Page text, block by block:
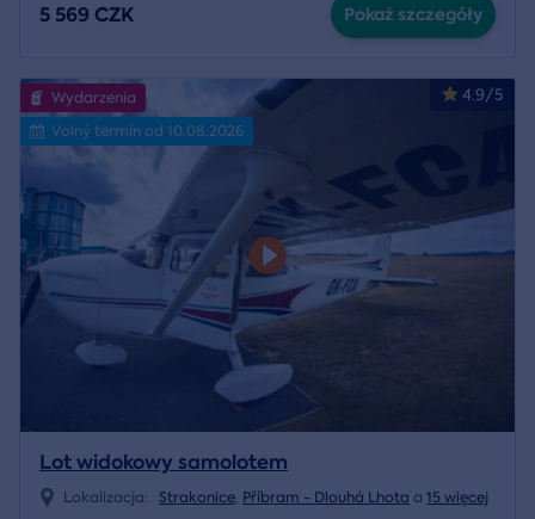
5 569 CZK Pokaż szczegóły
4.9/5
Wydarzenia
Volný termín od 10.08.2026
Lot widokowy samolotem
Lokalizacja: Strakonice, Příbram - Dlouhá Lhota a 15 więcej